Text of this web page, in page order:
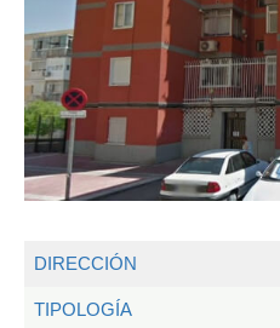
DIRECCIÓN
TIPOLOGÍA